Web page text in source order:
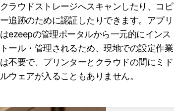
クラウドストレージへスキャンしたり、コピ
ー追跡のために認証したりできます。アプリ
はezeepの管理ポータルから一元的にインス
トール・管理されるため、現地での設定作業
は不要で、プリンターとクラウドの間にミド
ルウェアが入ることもありません。